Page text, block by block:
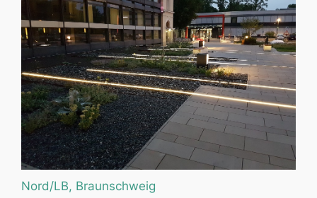
Nord/LB, Braunschweig